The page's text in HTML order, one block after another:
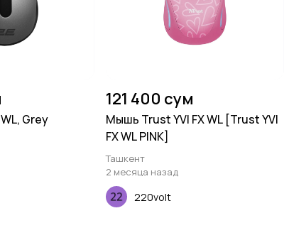
Grey
121 400 сум
Мышь Trust YVI FX WL [Trust YVI
FX WL PINK]
Ташкент
2 месяца назад
220volt